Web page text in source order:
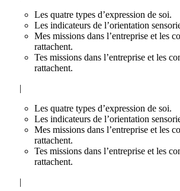
Les quatre types d’expression de soi.
Les indicateurs de l’orientation
Mes missions dans l’entreprise et les
rattachent.
Tes missions dans l’entreprise et les
rattachent.
|
Les quatre types d’expression de soi.
Les indicateurs de l’orientation
Mes missions dans l’entreprise et les
rattachent.
Tes missions dans l’entreprise et les
rattachent.
|